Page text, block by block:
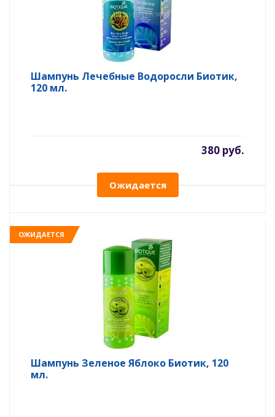
Шампунь Лечебные Водоросли Биотик,
120 мл.
380 руб.
Ожидается
ОЖИДАЕТСЯ
Шампунь Зеленое Яблоко Биотик, 120
мл.